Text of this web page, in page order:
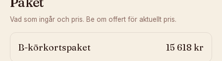
Vad som ingår och pris. Be om offert för aktuellt pris.
B-körkortspaket 15 618 kr